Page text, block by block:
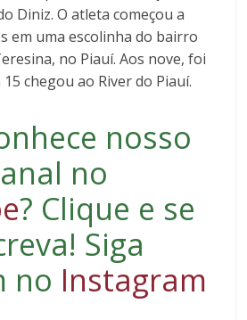
Diniz. O atleta começou a
em uma escolinha do bairro
no Piauí. Aos nove, foi
chegou ao River do Piauí.
nosso
no
? Clique e se
! Siga
no Instagram